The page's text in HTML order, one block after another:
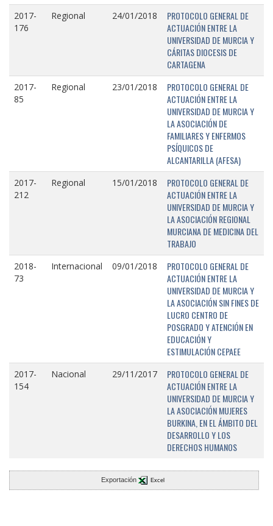
2017-
176
Regional 24/01/2018
PROTOCOLO GENERAL DE
ACTUACIÓN ENTRE LA
UNIVERSIDAD DE MURCIA Y
CÁRITAS DIOCESIS DE
CARTAGENA
2017-
85
Regional 23/01/2018
PROTOCOLO GENERAL DE
ACTUACIÓN ENTRE LA
UNIVERSIDAD DE MURCIA Y
LA ASOCIACIÓN DE
FAMILIARES Y ENFERMOS
PSÍQUICOS DE
ALCANTARILLA (AFESA)
2017-
212
Regional 15/01/2018
PROTOCOLO GENERAL DE
ACTUACIÓN ENTRE LA
UNIVERSIDAD DE MURCIA Y
LA ASOCIACIÓN REGIONAL
MURCIANA DE MEDICINA DEL
TRABAJO
2018-
73
Internacional 09/01/2018
PROTOCOLO GENERAL DE
ACTUACIÓN ENTRE LA
UNIVERSIDAD DE MURCIA Y
LA ASOCIACIÓN SIN FINES DE
LUCRO CENTRO DE
POSGRADO Y ATENCIÓN EN
EDUCACIÓN Y
ESTIMULACIÓN CEPAEE
2017-
154
Nacional 29/11/2017
PROTOCOLO GENERAL DE
ACTUACIÓN ENTRE LA
UNIVERSIDAD DE MURCIA Y
LA ASOCIACIÓN MUJERES
BURKINA, EN EL ÁMBITO DEL
DESARROLLO Y LOS
DERECHOS HUMANOS
Exportación Excel